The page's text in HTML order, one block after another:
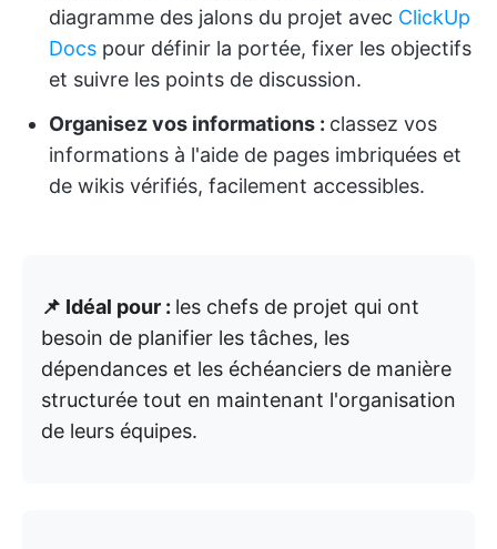
diagramme des jalons du projet avec ClickUp
Docs pour définir la portée, fixer les objectifs
et suivre les points de discussion.
Organisez vos informations : classez vos
informations à l'aide de pages imbriquées et
de wikis vérifiés, facilement accessibles.
📌 Idéal pour : les chefs de projet qui ont
besoin de planifier les tâches, les
dépendances et les échéanciers de manière
structurée tout en maintenant l'organisation
de leurs équipes.